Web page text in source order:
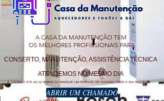
A CASA DA MANUTENÇÃO TEM
OS MELHORES PROFISSIONAIS PARA
CONSERTO, MANUTENÇÃO, ASSISTÊNCIA TÉCNICA
ATENDEMOS NO MESMO DIA
LIGANDO ATE AS 12 HORAS OU MARQUE UM PERÍODO DE HORÁRIO PARA O DIA SEGUINTE
ABRIR UM CHAMADO